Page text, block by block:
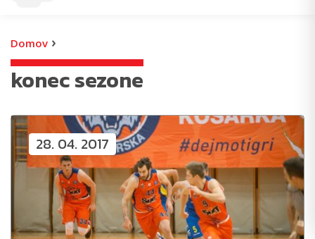
Domov ›
konec sezone
28. 04. 2017